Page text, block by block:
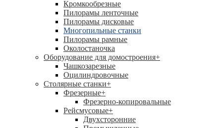
Кромкообрезные
Пилорамы ленточные
Пилорамы дисковые
Многопильные станки
Пилорамы рамные
Околостаночка
Оборудование для домостроения+
Чашкозарезные
Оцилиндровочные
Столярные станки+
Фрезерные+
Фрезерно-копировальные
Рейсмусовые+
Двухсторонние